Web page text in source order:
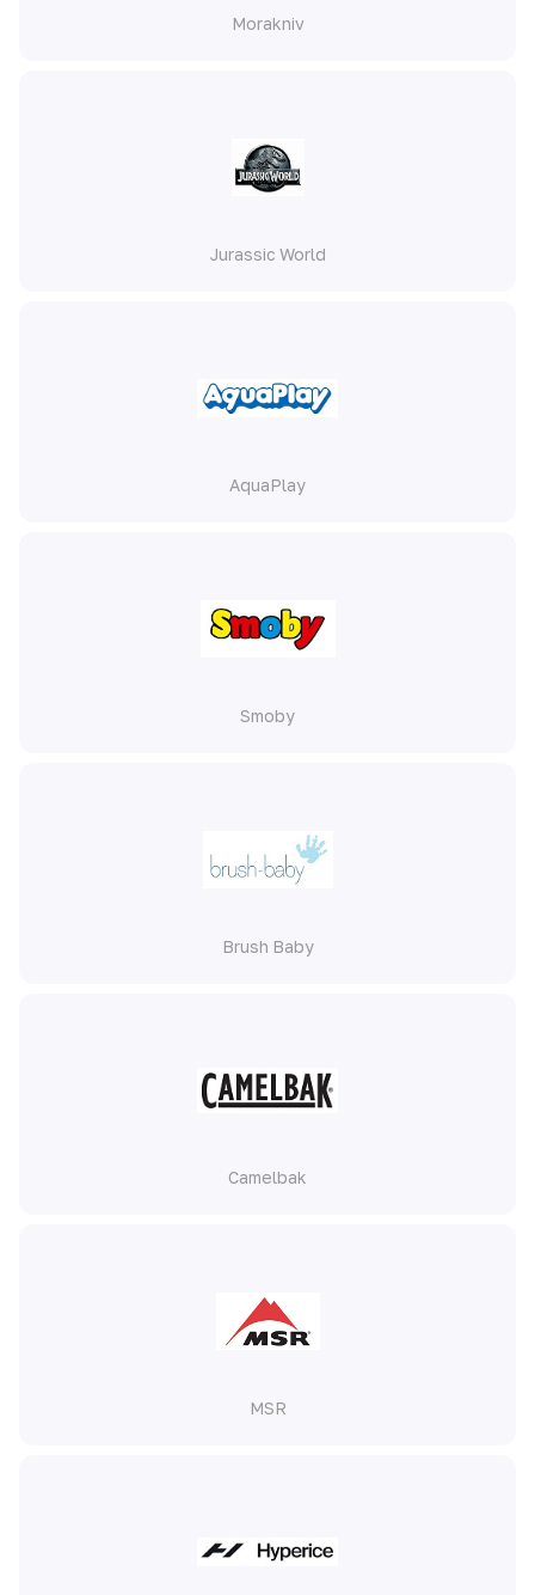
Morakniv
Jurassic World
AquaPlay
Smoby
Brush Baby
Camelbak
MSR